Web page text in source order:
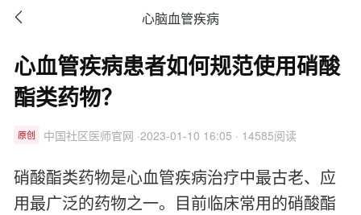
 心脑血管疾病
心血管疾病患者如何规范使用硝酸
酯类药物？
原创 中国社区医师官网 ·2023-01-10 16:05 · 14585阅读
硝酸酯类药物是心血管疾病治疗中最古老、应
用最广泛的药物之一。目前临床常用的硝酸酯